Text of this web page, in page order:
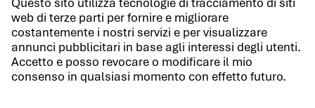
Note legali
Protezione dei dati
Cookies